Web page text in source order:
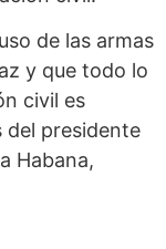
de las armas
y que todo lo
civil es
del presidente
Habana,